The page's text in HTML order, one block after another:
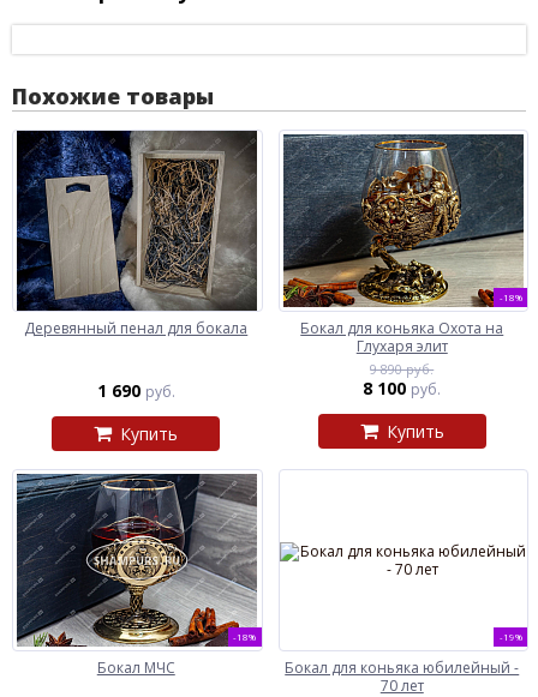
Похожие товары
Деревянный пенал для бокала
1 690 руб.
Купить
-18%
Бокал для коньяка Охота на
Глухаря элит
9 890 руб.
8 100 руб.
Купить
-18%
Бокал МЧС
-19%
Бокал для коньяка юбилейный -
70 лет